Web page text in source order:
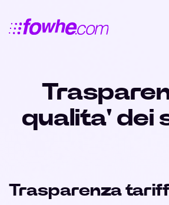
qualita' dei
Trasparenza